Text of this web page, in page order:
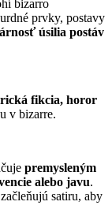
bizarro
prvky, postavy
úsilia postáv
fikcia, horor
v bizarre.
premysleným
alebo javu.
satiru, aby